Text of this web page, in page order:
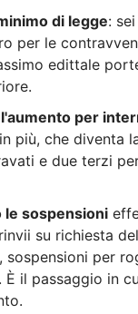
di legge:
per le
edittale
per
più, che diventa
e due terzi
le sospensioni
su richiesta
sospensioni per
È il passaggio in